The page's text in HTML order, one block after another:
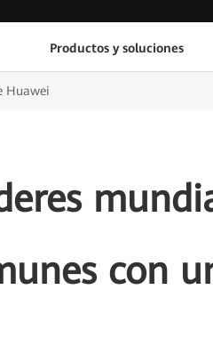
Productos y soluciones
Huawei
con